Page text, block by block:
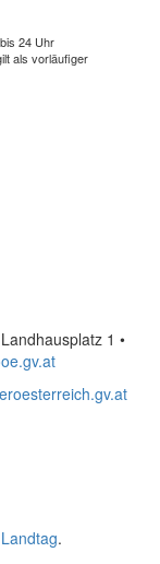
24 Uhr
als vorläufiger
1 •
Landtag.